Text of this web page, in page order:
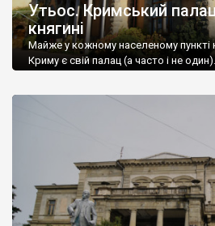
Утьос. Кримський
княгині
Майже у кожному населеному пункті
Криму є свій палац (а часто і не один).